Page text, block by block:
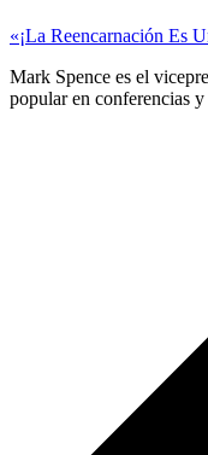
«¡La Reencarnación Es
Mark Spence es el
popular en conferencias